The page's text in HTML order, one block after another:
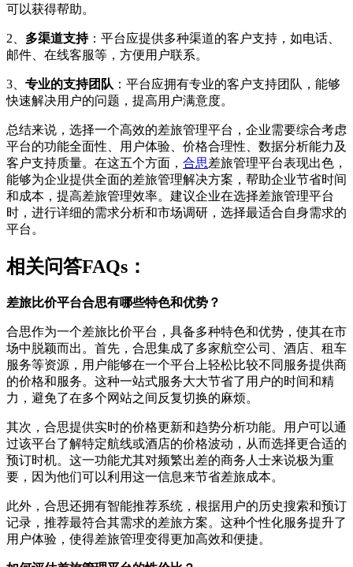
可以获得帮助。
2、 多渠道支持：平台应提供多种渠道的客户支持，如电话、
邮件、在线客服等，方便用户联系。
3、 专业的支持团队 ：平台应拥有专业的客户支持团队，能够
快速解决用户的问题，提高用户满意度。
总结来说，选择一个高效的差旅管理平台，企业需要综合考虑
平台的功能全面性、用户体验、价格合理性、数据分析能力及
客户支持质量。在这五个方面， 合思差旅管理平台表现出色，
能够为企业提供全面的差旅管理解决方案，帮助企业节省时间
和成本，提高差旅管理效率。建议企业在选择差旅管理平台
时，进行详细的需求分析和市场调研，选择最适合自身需求的
平台。
相关问答FAQs：
差旅比价平台合思有哪些特色和优势？
合思作为一个差旅比价平台，具备多种特色和优势，使其在市
场中脱颖而出。首先，合思集成了多家航空公司、酒店、租车
服务等资源，用户能够在一个平台上轻松比较不同服务提供商
的价格和服务。这种一站式服务大大节省了用户的时间和精
力，避免了在多个网站之间反复切换的麻烦。
其次，合思提供实时的价格更新和趋势分析功能。用户可以通
过该平台了解特定航线或酒店的价格波动，从而选择更合适的
预订时机。这一功能尤其对频繁出差的商务人士来说极为重
要，因为他们可以利用这一信息来节省差旅成本。
此外，合思还拥有智能推荐系统，根据用户的历史搜索和预订
记录，推荐最符合其需求的差旅方案。这种个性化服务提升了
用户体验，使得差旅管理变得更加高效和便捷。